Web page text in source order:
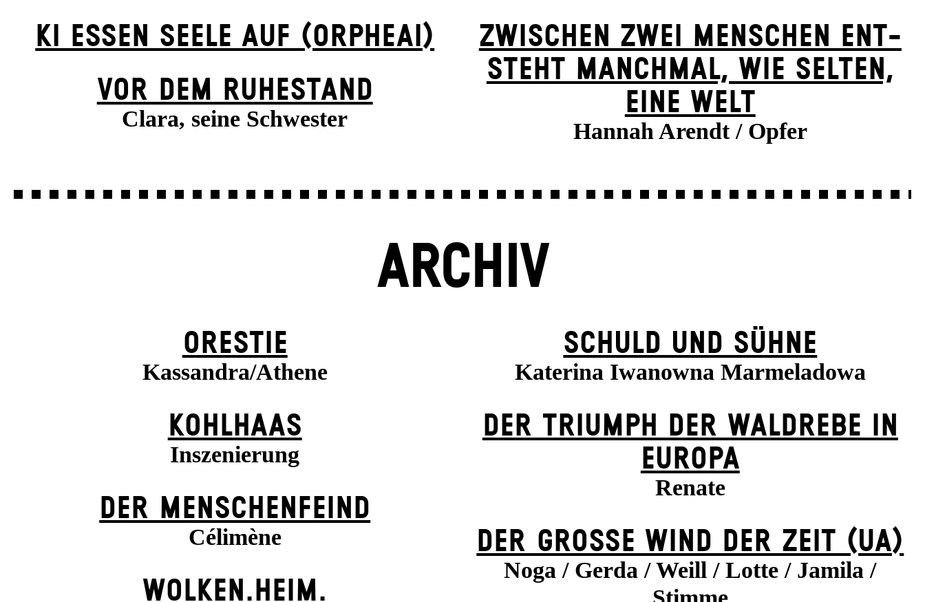
KI ESSEN SEELE AUF (ORPHEAI)
VOR DEM RUHESTAND
Clara, seine Schwester
ZWISCHEN ZWEI MENSCHEN ENT­
STEHT MANCH­MAL, WIE SELTEN,
EINE WELT
Hannah Arendt / Opfer
ARCHIV
ORESTIE
Kassandra/Athene
KOHLHAAS
Inszenierung
DER MENSCHENFEIND
Célimène
WOLKEN.HEIM.
SCHULD UND SÜHNE
Katerina Iwanowna Marmeladowa
DER TRIUMPH DER WALDREBE IN
EUROPA
Renate
DER GROSSE WIND DER ZEIT (UA)
Noga / Gerda / Weill / Lotte / Jamila /